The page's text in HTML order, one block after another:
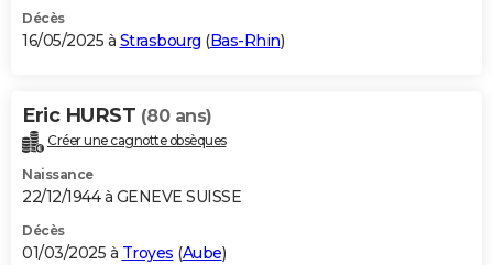
Décès
16/05/2025 à Strasbourg (Bas-Rhin)
Eric HURST (80 ans)
Créer une cagnotte obsèques
Naissance
22/12/1944 à GENEVE SUISSE
Décès
01/03/2025 à Troyes (Aube)